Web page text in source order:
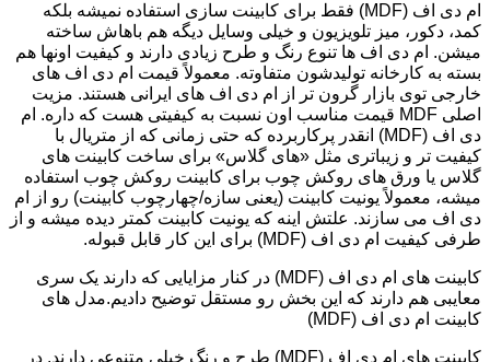
ام دی اف (MDF) فقط برای کابینت سازی استفاده نمیشه بلکه
کمد، دکور، میز تلویزیون و خیلی وسایل دیگه هم باهاش ساخته
میشن. ام دی اف ها تنوع رنگ و طرح زیادی دارند و کیفیت اونها هم
بسته به کارخانه تولیدشون متفاوته. معمولاً قیمت ام دی اف های
خارجی توی بازار گرون تر از ام دی اف های ایرانی هستند. مزیت
اصلی MDF قیمت مناسب اون نسبت به کیفیتی هست که داره. ام
دی اف (MDF) انقدر پرکاربرده که حتی زمانی که از متریال با
کیفیت تر و زیباتری مثل «های گلاس» برای ساخت کابینت های
گلاس یا ورق های روکش چوب برای کابینت روکش چوب استفاده
میشه، معمولاً یونیت کابینت (یعنی سازه/چهارچوب کابینت) رو از ام
دی اف می سازند. علتش اینه که یونیت کابینت کمتر دیده میشه و از
طرفی کیفیت ام دی اف (MDF) برای این کار قابل قبوله.
کابینت های ام دی اف (MDF) در کنار مزایایی که دارند یک سری
معایبی هم دارند که این بخش رو مستقل توضیح دادیم.مدل های
کابینت ام دی اف (MDF)
کابینت های ام دی اف (MDF) طرح و رنگ خیلی متنوعی دارند. در